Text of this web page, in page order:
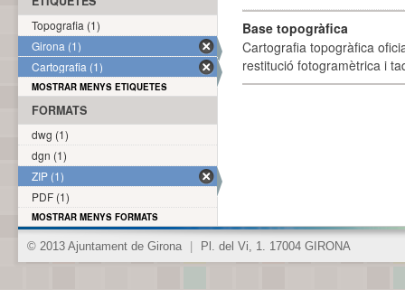
Base topogràfica
Cartografia topogràfica
restitució fotogramètrica i
Topografia (1)
Girona (1)
Cartografia (1)
MOSTRAR MENYS ETIQUETES
FORMATS
dwg (1)
dgn (1)
ZIP (1)
PDF (1)
MOSTRAR MENYS FORMATS
© 2013 Ajuntament de Girona Pl. del Vi, 1. 17004 GIRONA